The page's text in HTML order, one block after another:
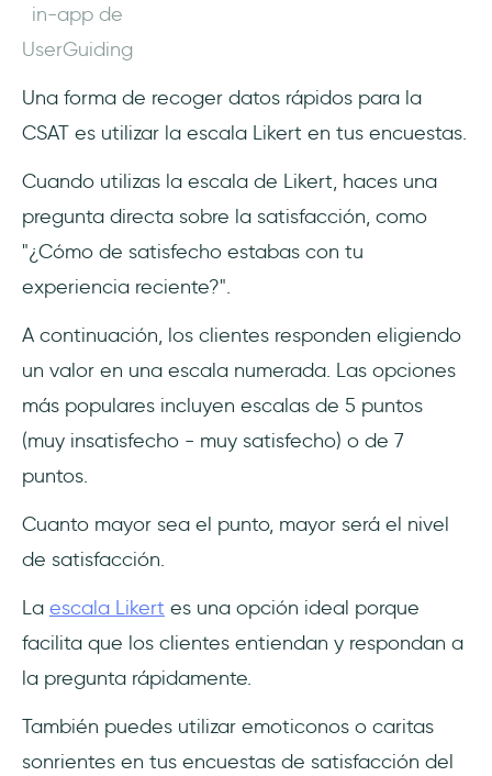
in-app de
UserGuiding
Una forma de recoger datos rápidos para la
CSAT es utilizar la escala Likert en tus encuestas.
Cuando utilizas la escala de Likert, haces una
pregunta directa sobre la satisfacción, como
"¿Cómo de satisfecho estabas con tu
experiencia reciente?".
A continuación, los clientes responden eligiendo
un valor en una escala numerada. Las opciones
más populares incluyen escalas de 5 puntos
(muy insatisfecho - muy satisfecho) o de 7
puntos.
Cuanto mayor sea el punto, mayor será el nivel
de satisfacción.
La escala Likert es una opción ideal porque
facilita que los clientes entiendan y respondan a
la pregunta rápidamente.
También puedes utilizar emoticonos o caritas
sonrientes en tus encuestas de satisfacción del